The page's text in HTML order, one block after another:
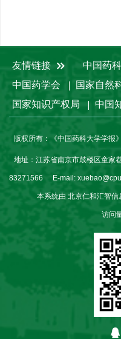
友情链接 中国药
中国药学会
国家自然
国家知识产权局
中国
版权所有：《中国药科大学学报
地址：江苏省南京市鼓楼区童家
83271566 E-mail:
本系统由 北京仁和汇智信
访问